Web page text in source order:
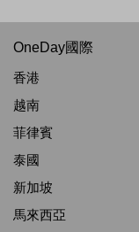
OneDay國際
香港
越南
菲律賓
泰國
新加坡
馬來西亞